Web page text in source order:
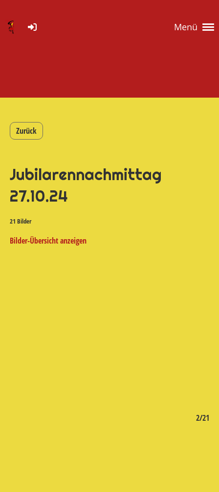
Menü
Zurück
Jubilarennachmittag
27.10.24
21 Bilder
Bilder-Übersicht anzeigen
2/21